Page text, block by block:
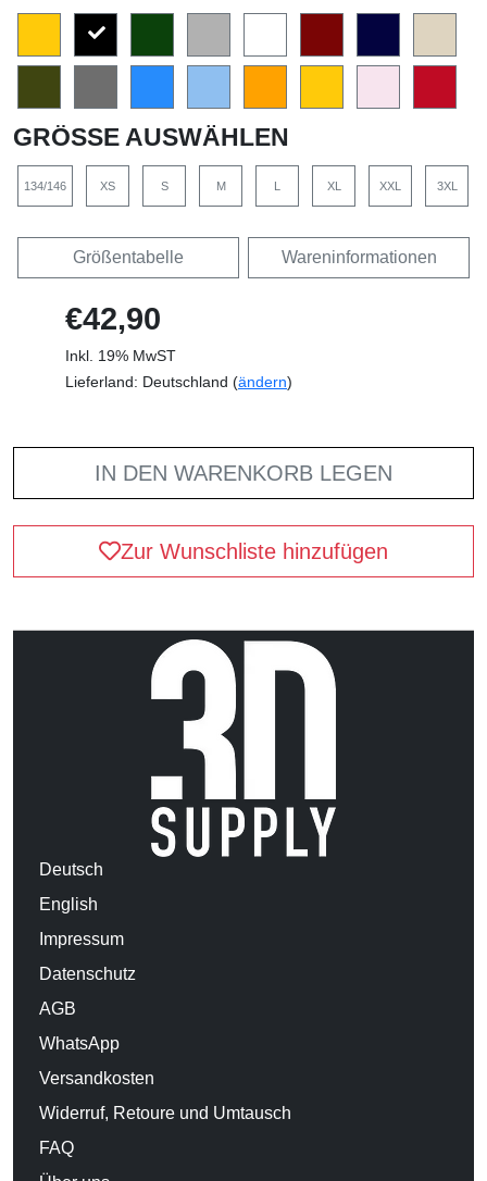
GRÖSSE AUSWÄHLEN
134/146 XS S M L XL XXL 3XL
Größentabelle Wareninformationen
€42,90
Inkl. 19% MwST
Lieferland: Deutschland (ändern)
IN DEN WARENKORB LEGEN
Zur Wunschliste hinzufügen
Deutsch
English
Impressum
Datenschutz
AGB
WhatsApp
Versandkosten
Widerruf, Retoure und Umtausch
FAQ